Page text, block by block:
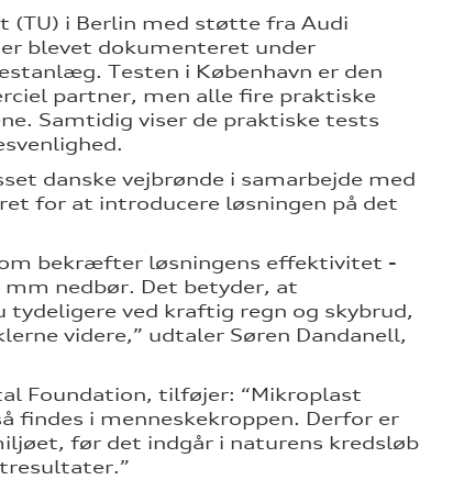
(TU) i Berlin med støtte fra Audi
blevet dokumenteret under
Testen i København er den
partner, men alle fire praktiske
Samtidig viser de praktiske tests
danske vejbrønde i samarbejde med
for at introducere løsningen på det
bekræfter løsningens effektivitet -
nedbør. Det betyder, at
ved kraftig regn og skybrud,
videre,” udtaler Søren Dandanell,
Foundation, tilføjer: “Mikroplast
findes i menneskekroppen. Derfor er
før det indgår i naturens kredsløb